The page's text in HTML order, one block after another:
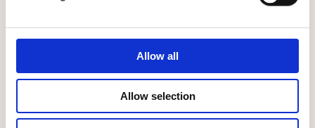
Allow all
Allow selection